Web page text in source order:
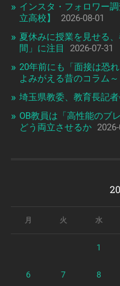
インスタ・フォロワー
立高校】
2026-08-01
夏休みに授業を見せる
間」に注目
2026-07-31
20年前にも「面接は恐
よみがえる昔のコラム～
埼玉県教委、教育長記
OB教員は「高性能のブ
どう両立させるか
月 火 水
1
6 7 8